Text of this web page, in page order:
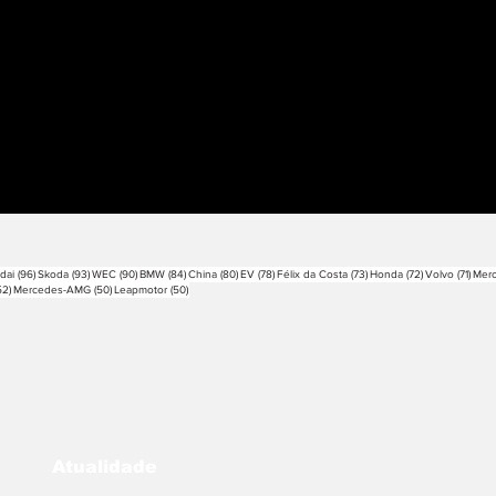
(96)96 posts
Skoda (93)93 posts
WEC (90)90 posts
BMW (84)84 posts
China (80)80 posts
EV (78)78 posts
Félix da Costa (73)73 posts
Honda (72)72 posts
Volvo (71)71
52 posts
Mercedes-AMG (50)50 posts
Leapmotor (50)50 posts